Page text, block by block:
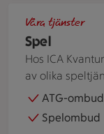
Spel
Våra tjänster
Hos ICA
av olika
ATG-ombud
Spelombud